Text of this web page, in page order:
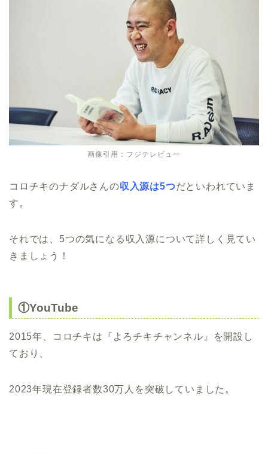
画像引用：フジテレビュー
コロチキのナダルさんの収入源は5つだといわれていま
す。
それでは、5つの気になる収入源について詳しく見てい
きましょう！
①YouTube
2015年、コロチキは『よろチキチャンネル』を開設し
ており、
2023年現在登録者数30万人を突破していました。